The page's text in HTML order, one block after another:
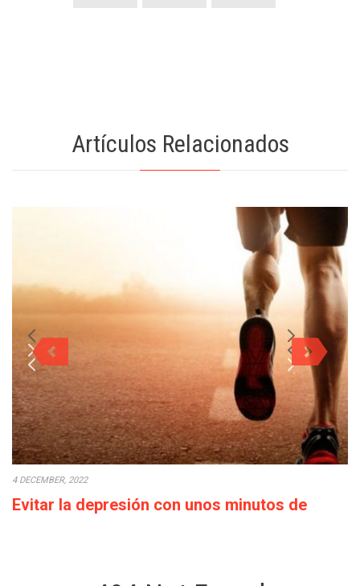
Artículos Relacionados
4 DECEMBER, 2022
Evitar la depresión con unos minutos de